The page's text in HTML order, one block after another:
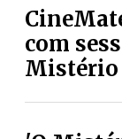
com
Mistério